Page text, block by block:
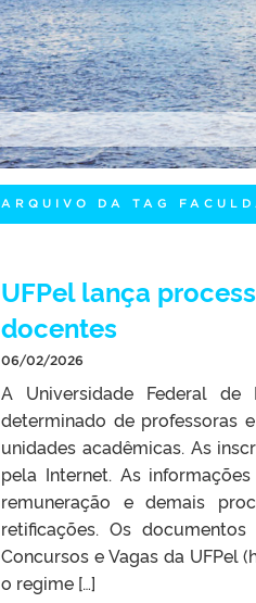
ARQUIVO DA TAG
UFPel lança
docentes
06/02/2026
A Universidade Federal
determinado de professoras
unidades acadêmicas. As
pela Internet. As
remuneração e demais
retificações. Os
Concursos e Vagas da UFPel
o regime […]